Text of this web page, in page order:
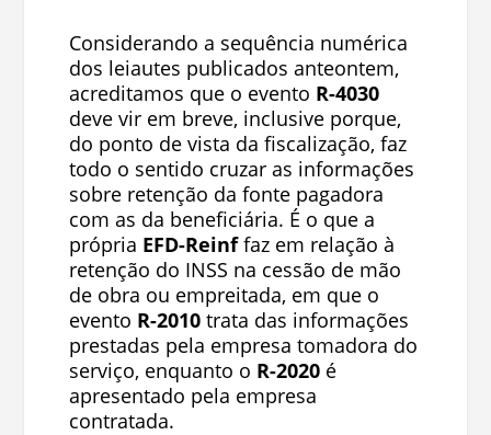
Considerando a sequência numérica
dos leiautes publicados anteontem,
acreditamos que o evento R-4030
deve vir em breve, inclusive porque,
do ponto de vista da fiscalização, faz
todo o sentido cruzar as informações
sobre retenção da fonte pagadora
com as da beneficiária. É o que a
própria EFD-Reinffaz em relação à
retenção do INSS na cessão de mão
de obra ou empreitada, em que o
evento R-2010trata das informações
prestadas pela empresa tomadora do
serviço, enquanto o R-2020é
apresentado pela empresa
contratada.